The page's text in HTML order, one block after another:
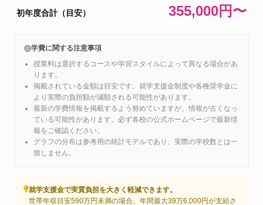
初年度合計（目安） 355,000円〜
学費に関する注意事項
授業料は選択するコースや学習スタイルによって異なる場合があ
ります。
掲載されている金額は目安です。就学支援金制度や各種奨学金に
より実際の負担額が減額される可能性があります。
最新の学費情報を掲載するよう努めていますが、情報が古くなっ
ている可能性があります。必ず各校の公式ホームページで最新情
報をご確認ください。
グラフの分布は参考用の統計モデルであり、実際の学校数とは一
致しません。
就学支援金で実質負担を大きく軽減できます。
世帯年収目安590万円未満の場合、年間最大39万6,000円が支給さ